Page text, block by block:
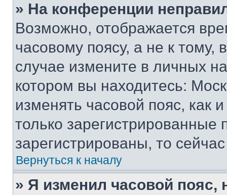
» На конференции
Возможно, отображается
часовому поясу, а не к тому,
случае измените в личных
котором вы находитесь:
изменять часовой пояс, как
только
зарегистрированы, то
Вернуться к началу
» Я изменил часовой пояс,